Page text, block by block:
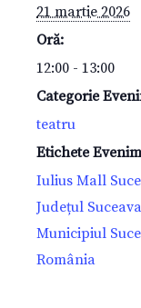
21 martie 2026
Oră:
12:00 - 13:00
Categorie
teatru
Etichete
Iulius Mall
Județul Suceava
Municipiul
România